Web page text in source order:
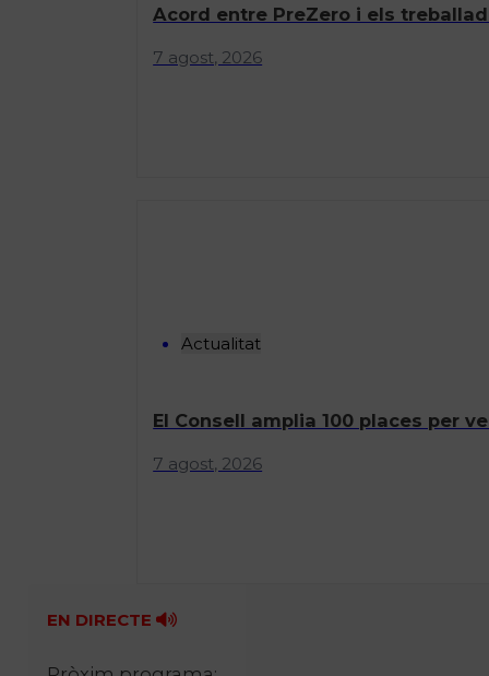
Acord entre PreZero i els
7 agost, 2026
Actualitat
El Consell amplia 100 places per
7 agost, 2026
EN DIRECTE